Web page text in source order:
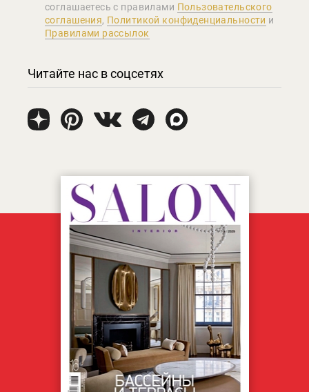
соглашаетеcь с правилами Пользовательского
соглашения, Политикой конфиденциальности и
Правилами рассылок
Читайте нас в соцсетях